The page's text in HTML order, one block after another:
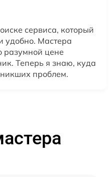
сервиса, который
удобно. Мастера
разумной цене
Теперь я знаю, куда
проблем.